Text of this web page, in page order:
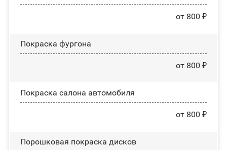
от 800 ₽
Покраска фургона
от 800 ₽
Покраска салона автомобиля
от 800 ₽
Порошковая покраска дисков